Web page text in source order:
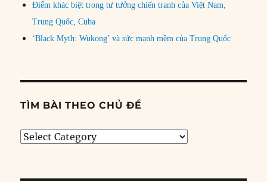
Điểm khác biệt trong tư tưởng chiến tranh của Việt Nam,
Trung Quốc, Cuba
‘Black Myth: Wukong’ và sức mạnh mềm của Trung Quốc
TÌM BÀI THEO CHỦ ĐỀ
Tìm